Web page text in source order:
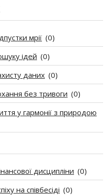
мрії (0)
ідей (0)
даних (0)
без тривоги (0)
у гармонії з природою
дисципліни (0)
на співбесіді (0)